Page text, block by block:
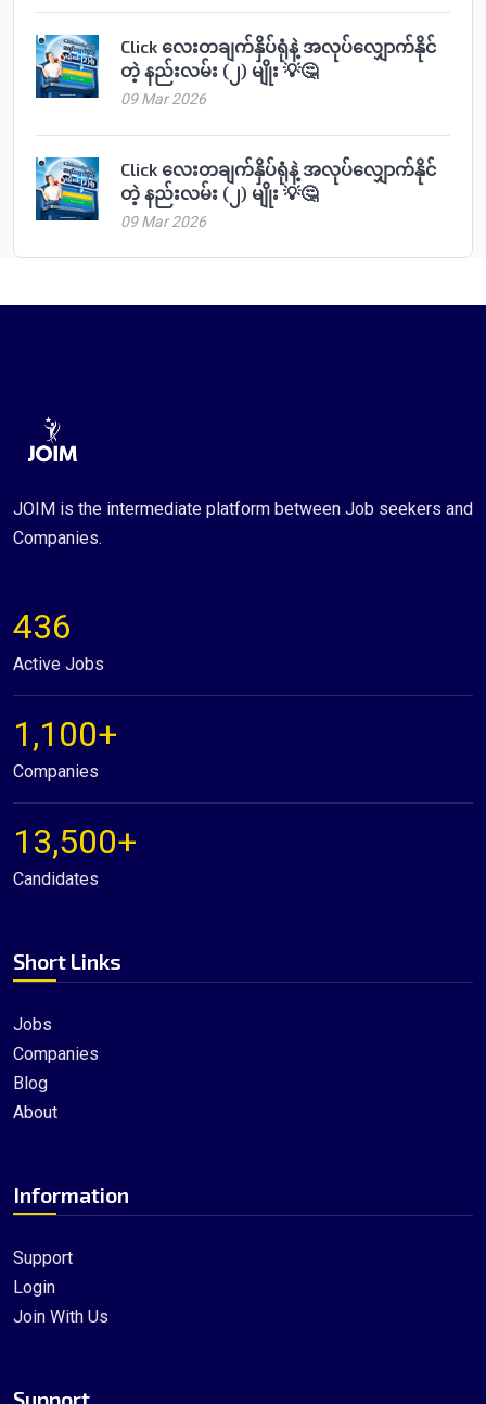
Click လေးတချက်နှိပ်ရုံနဲ့ အလုပ်လျှောက်နိုင်
တဲ့ နည်းလမ်း (၂) မျိုး 💡🤔
09 Mar 2026
Click လေးတချက်နှိပ်ရုံနဲ့ အလုပ်လျှောက်နိုင်
တဲ့ နည်းလမ်း (၂) မျိုး 💡🤔
09 Mar 2026
JOIM is the intermediate platform between Job seekers and
Companies.
Short Links
Jobs
Companies
Blog
About
Information
Support
Login
Join With Us
Support
436
Active Jobs
1,100+
Companies
13,500+
Candidates